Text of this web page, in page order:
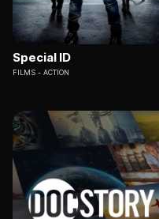
Special ID
FILMS ACTION